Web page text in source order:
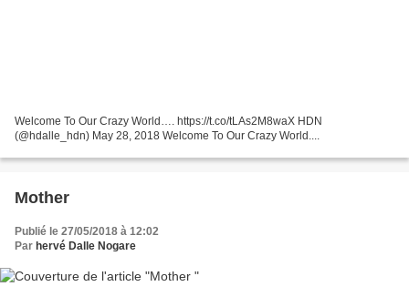
Welcome To Our Crazy World…. https://t.co/tLAs2M8waX HDN
(@hdalle_hdn) May 28, 2018 Welcome To Our Crazy World....
Mother
Publié le 27/05/2018 à 12:02
Par hervé Dalle Nogare